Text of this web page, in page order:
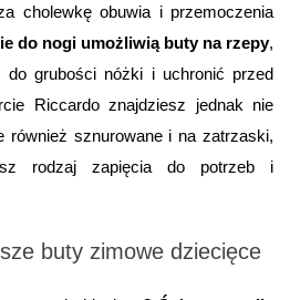
cholewkę obuwia i przemoczenia
do nogi umożliwią buty na rzepy,
do grubości nóżki i uchronić przed
Riccardo znajdziesz jednak nie
również sznurowane i na zatrzaski,
rodzaj zapięcia do potrzeb i
buty zimowe dziecięce